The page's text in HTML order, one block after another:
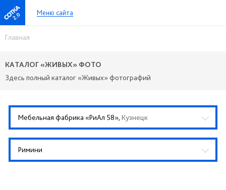
2.0 Меню сайта
Главная
КАТАЛОГ «ЖИВЫХ» ФОТО
Здесь полный каталог «Живых» фотографий
Мебельная фабрика «РиАл 58», Кузнецк
Римини